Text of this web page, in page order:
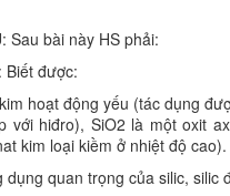
Sau bài này HS phải:
Biết được:
hoạt động yếu (tác dụng
với hiđro), SiO2 là một oxit
kim loại kiềm ở nhiệt độ cao).
dụng quan trọng của silic, silic